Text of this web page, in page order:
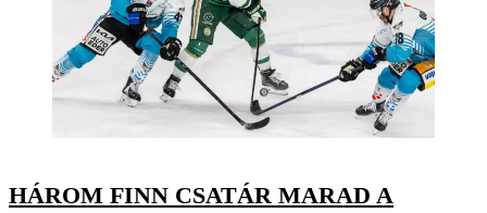
HÁROM FINN CSATÁR MARAD A